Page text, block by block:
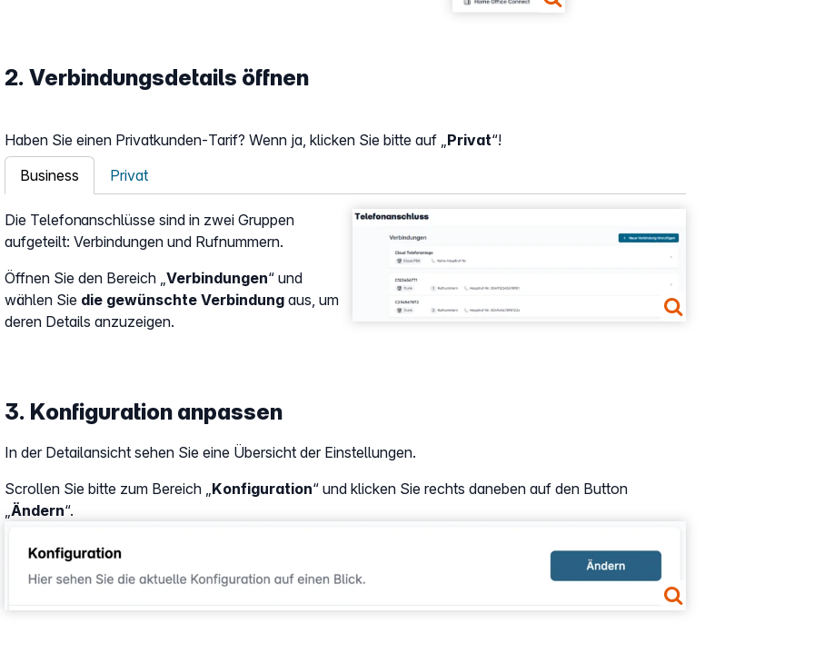
2. Verbindungsdetails öffnen
Haben Sie einen Privatkunden-Tarif? Wenn ja, klicken Sie bitte auf „Privat“!
Business
Privat
Show larger version
Die Telefonanschlüsse sind in zwei Gruppen
aufgeteilt: Verbindungen und Rufnummern.
Öffnen Sie den Bereich „Verbindungen“ und
wählen Sie die gewünschte Verbindung aus, um
deren Details anzuzeigen.
3. Konfiguration anpassen
In der Detailansicht sehen Sie eine Übersicht der Einstellungen.
Scrollen Sie bitte zum Bereich „Konfiguration“ und klicken Sie rechts daneben auf den Button
„Ändern“.